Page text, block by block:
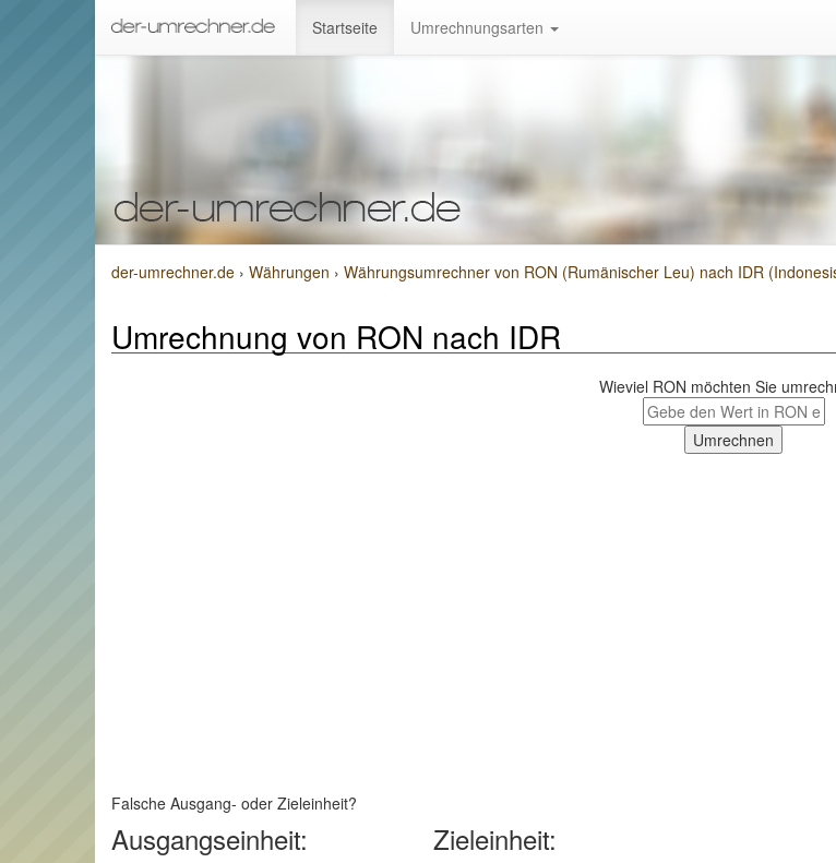
Startseite Umrechnungsarten
der-umrechner.de › Währungen › Währungsumrechner von RON (Rumänischer Leu) nach IDR
Umrechnung von RON nach IDR
Wieviel RON möchten Sie
Falsche Ausgang- oder Zieleinheit?
Ausgangseinheit: Zieleinheit: